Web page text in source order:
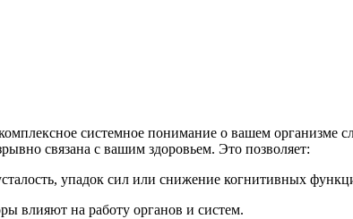
системное понимание о вашем организме
связана с вашим здоровьем. Это позволяет:
упадок сил или снижение когнитивных
влияют на работу органов и систем.